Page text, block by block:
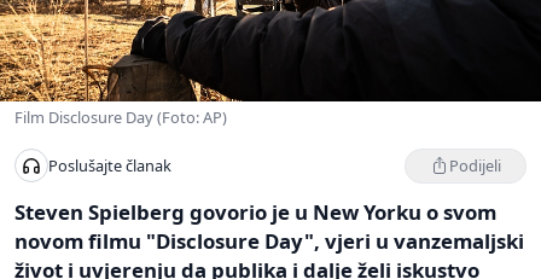
Film Disclosure Day (Foto: AP)
Poslušajte članak Podijeli
Steven Spielberg govorio je u New Yorku o svom
novom filmu "Disclosure Day", vjeri u vanzemaljski
život i uvjerenju da publika i dalje želi iskustvo